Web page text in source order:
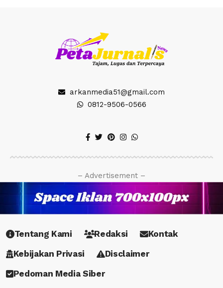
arkanmedia51@gmail.com
0812-9506-0566
– Advertisement –
Tentang Kami Redaksi
Kontak
Kebijakan Privasi
Disclaimer
Pedoman Media Siber